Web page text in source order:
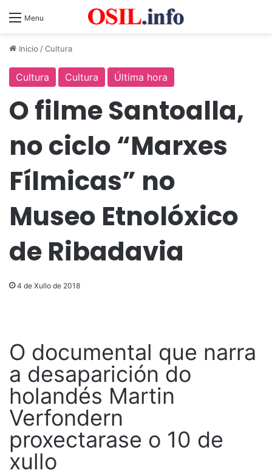
Menu
Inicio /Cultura
Cultura Cultura Última hora
O filme Santoalla,
no ciclo “Marxes
Fílmicas” no
Museo Etnolóxico
de Ribadavia
4 de Xullo de 2018
O documental que narra
a desaparición do
holandés Martin
Verfondern
proxectarase o 10 de
xullo